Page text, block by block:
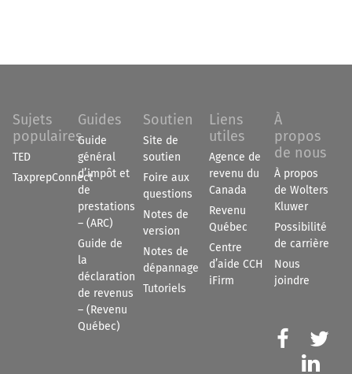
Sujets
populaires
TED
TaxprepConnect
Guides
Guide
général
d’impôt et
de
prestations
– (ARC)
Guide de
la
déclaration
de revenus
– (Revenu
Québec)
Soutien
Site de
soutien
Foire aux
questions
Notes de
version
Notes de
dépannage
Tutoriels
Liens
utiles
Agence de
revenu du
Canada
Revenu
Québec
Centre
d’aide CCH
iFirm
À
propos
de nous
À propos
de Wolters
Kluwer
Possibilité
de carrière
Nous
joindre


